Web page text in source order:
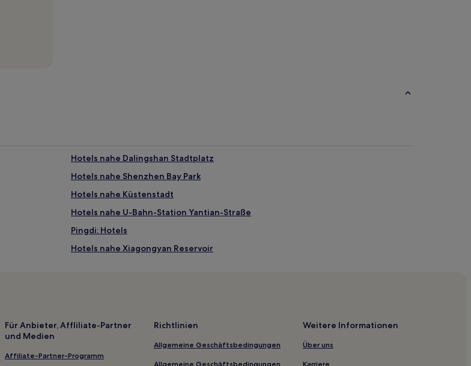
Hotels nahe Dalingshan Stadtplatz
Hotels nahe Shenzhen Bay Park
Hotels nahe Küstenstadt
Hotels nahe U-Bahn-Station Yantian-Straße
Pingdi: Hotels
Hotels nahe Xiagongyan Reservoir
Hotels nahe Shawei-Station
Huangjiang: Hotels
Für Anbieter, Affliliate-Partner
und Medien
Affiliate-Partner-Programm
Richtlinien
Allgemeine Geschäftsbedingungen
Allgemeine Geschäftsbedingungen
Weitere Informationen
Über uns
Karriere